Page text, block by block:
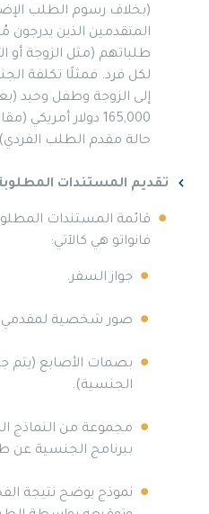
(بخلاف رسوم الطلب
المتقدمين الذين
طلباتهم (مثل الزوجة أو
لكل فرد. فمثلًا تكلفة
حالة مقدم الطلب
تقديم المستندات
قائمة المستندات
فانواتو هي كالآتي:
جواز السفر.
صور شخصية لمقدمي
بصمات الأصابع
الجنسية).
مجموعة من النماذج
ببرنامج الجنسية عن
نموذج يوضح نتيجة